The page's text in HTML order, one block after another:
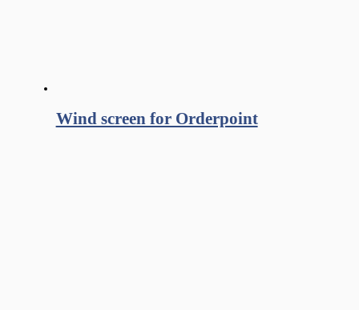
Wind screen for Orderpoint